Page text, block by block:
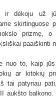
ir dėkoju už
skirtinguose
prizmę,
paaiškinti
nuo to, kaip
ar kitokių
tai patyriau
aukšto